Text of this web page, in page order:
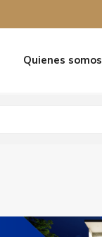
Quienes somos